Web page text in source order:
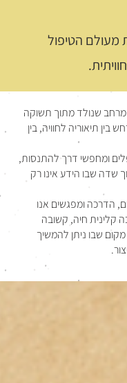
מעולם הטיפול
מרחב שנולד מתוך תשוקה
תיאוריה לחוויה, בין
ומחפשי דרך להתנסות,
שדה שבו הידע אינו רק
הדרכה ומפגשים אנו
קלינית חיה, קשובה
מקום שבו ניתן להמשיך